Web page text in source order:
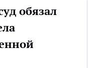
обязал